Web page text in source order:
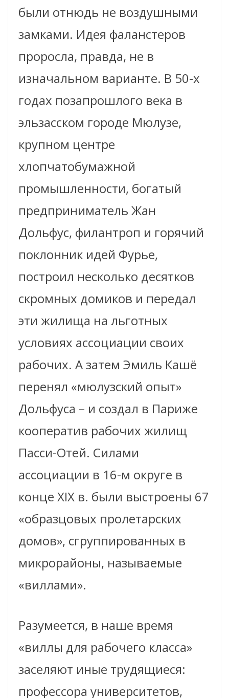
были отнюдь не воздушными
замками. Идея фаланстеров
проросла, правда, не в
изначальном варианте. В 50-х
годах позапрошлого века в
эльзасском городе Мюлузе,
крупном центре
хлопчатобумажной
промышленности, богатый
предприниматель Жан
Дольфус, филантроп и горячий
поклонник идей Фурье,
построил несколько десятков
скромных домиков и передал
эти жилища на льготных
условиях ассоциации своих
рабочих. А затем Эмиль Кашё
перенял «мюлузский опыт»
Дольфуса – и создал в Париже
кооператив рабочих жилищ
Пасси-Отей. Силами
ассоциации в 16-м округе в
конце XIX в. были выстроены 67
«образцовых пролетарских
домов», сгруппированных в
микрорайоны, называемые
«виллами».
Разумеется, в наше время
«виллы для рабочего класса»
заселяют иные трудящиеся:
профессора университетов,